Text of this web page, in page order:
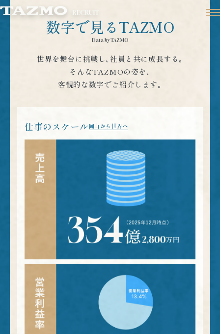
数字で見るTAZMO
Data by TAZMO
世界を舞台に挑戦し､社員と共に成長する｡
そんなTAZMOの姿を､
客観的な数字でご紹介します｡
仕事のスケール岡山から世界へ